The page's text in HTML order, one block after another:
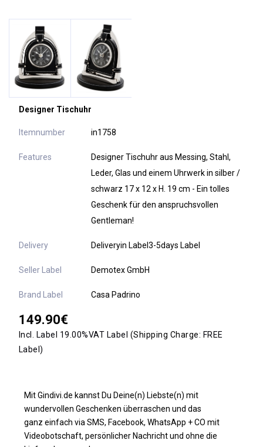
Designer Tischuhr
Itemnumber in1758
Features
Designer Tischuhr aus Messing, Stahl,
Leder, Glas und einem Uhrwerk in silber /
schwarz 17 x 12 x H. 19 cm - Ein tolles
Geschenk für den anspruchsvollen
Gentleman!
Delivery Deliveryin Label3-5days Label
Seller Label Demotex GmbH
Brand Label Casa Padrino
149.90€
Incl. Label 19.00%VAT Label (Shipping Charge: FREE
Label)
Mit Gindivi.de kannst Du Deine(n) Liebste(n) mit
wundervollen Geschenken überraschen und das
ganz einfach via SMS, Facebook, WhatsApp + CO mit
Videobotschaft, persönlicher Nachricht und ohne die